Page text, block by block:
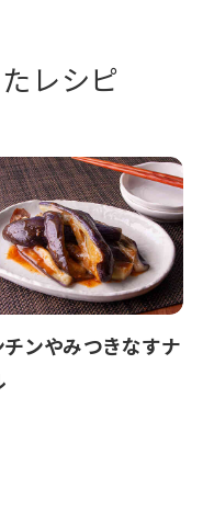
レシピ
チンやみつきなすナ